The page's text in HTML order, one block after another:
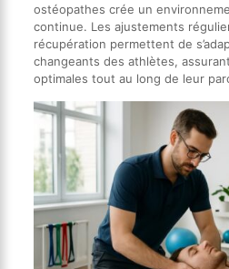
ostéopathes crée un
continue. Les ajustements
récupération permettent de
changeants des athlètes,
optimales tout au long de leur